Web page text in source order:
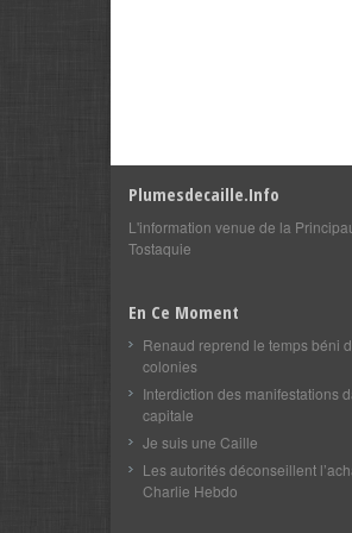
Plumesdecaille.info
L'information venue de la
Tostaquie
En Ce Moment
Renaud reprend le temps béni
colonies
Interdiction des manifestations
capitale
Je suis une Caille
Les autorités déconseillent
Charlie Hebdo